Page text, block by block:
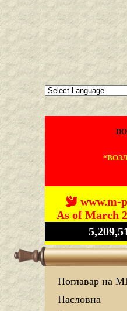
www.m-
As of March
Поглавар на
Насловна